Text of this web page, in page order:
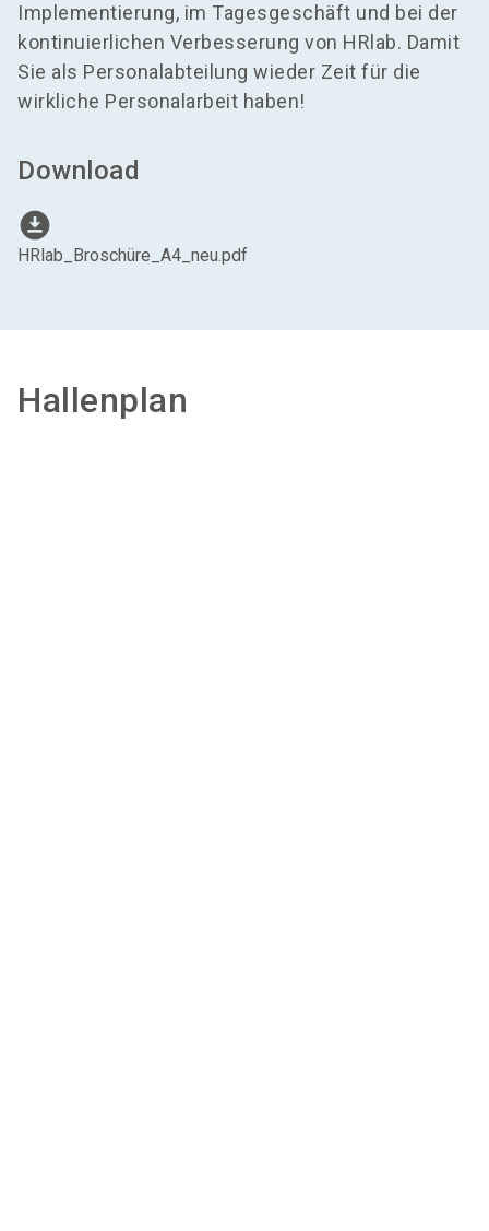
Implementierung, im Tagesgeschäft und bei der
kontinuierlichen Verbesserung von HRlab. Damit
Sie als Personalabteilung wieder Zeit für die
wirkliche Personalarbeit haben!
Download
download_for_offline
HRlab_Broschüre_A4_neu.pdf
Hallenplan